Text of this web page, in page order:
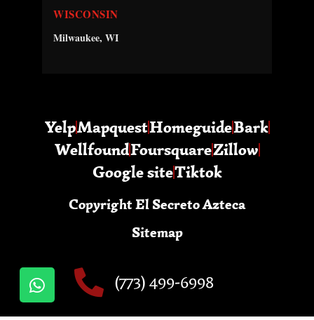
WISCONSIN
Milwaukee, WI
YelpMapquestHomeguideBark
WellfoundFoursquareZillow
Google siteTiktok
Copyright El Secreto Azteca
Sitemap
(773) 499-6998